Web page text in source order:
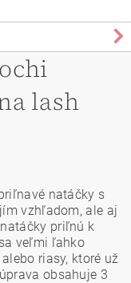
lash
natáčky s
vzhľadom, ale aj
priľnú k
veľmi ľahko
riasy, ktoré už
obsahuje 3